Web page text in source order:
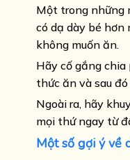
Một trong những
có dạ dày bé
không muốn ăn.
Hãy cố gắng
thức ăn và sau
Ngoài ra, hãy
mọi thứ ngay từ
Một số gợi ý về